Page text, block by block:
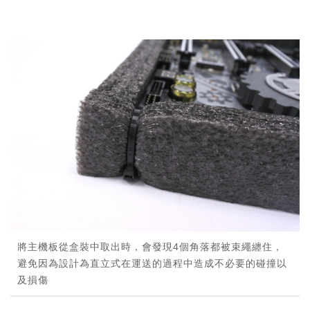
將主機板從盒裝中取出時，會發現4個角落都被束繩纏住，
避免因為設計為直立式在運送的過程中造成不必要的碰撞以
及損傷